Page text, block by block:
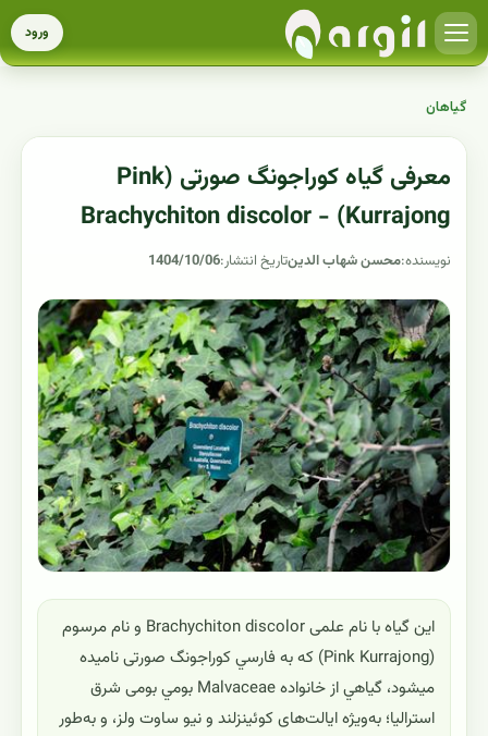
ورود
گیاهان
معرفی گیاه کوراجونگ صورتی (Pink
Kurrajong) - Brachychiton discolor
نویسنده:محسن شهاب الدینتاریخ انتشار:1404/10/06
این گیاه با نام علمی Brachychiton discolor و نام مرسوم
(Pink Kurrajong) که به فارسي کوراجونگ صورتی ناميده
ميشود، گياهي از خانواده Malvaceae بومي بومی شرق
استرالیا؛ به‌ویژه ایالت‌های کوئینزلند و نیو ساوت ولز، و به‌طور